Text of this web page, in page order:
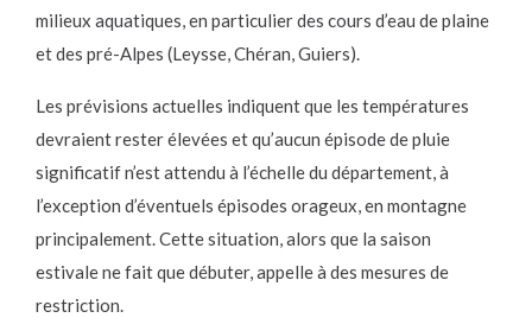
milieux aquatiques, en particulier des cours d’eau de plaine
et des pré-Alpes (Leysse, Chéran, Guiers).
Les prévisions actuelles indiquent que les températures
devraient rester élevées et qu’aucun épisode de pluie
significatif n’est attendu à l’échelle du département, à
l’exception d’éventuels épisodes orageux, en montagne
principalement. Cette situation, alors que la saison
estivale ne fait que débuter, appelle à des mesures de
restriction.